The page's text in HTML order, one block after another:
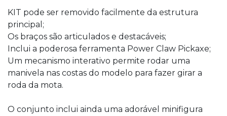
KIT pode ser removido facilmente da estrutura
principal;
Os braços são articulados e destacáveis;
Inclui a poderosa ferramenta Power Claw Pickaxe;
Um mecanismo interativo permite rodar uma
manivela nas costas do modelo para fazer girar a
roda da mota.
O conjunto inclui ainda uma adorável minifigura